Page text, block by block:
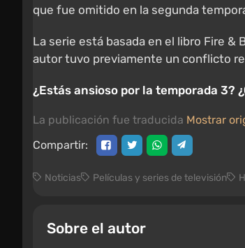
que fue omitido en la segunda
La serie está basada en el libro Fire &
autor tuvo previamente un conflicto
¿Estás ansioso por la temporada 3?
La publicación fue traducida Mostrar
Compartir:
Noticias Películas y series de televisión
Sobre el autor